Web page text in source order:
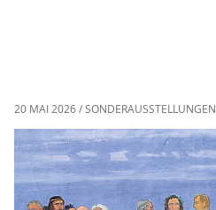
20 MAI 2026 / SONDERAUSSTELLUNGEN